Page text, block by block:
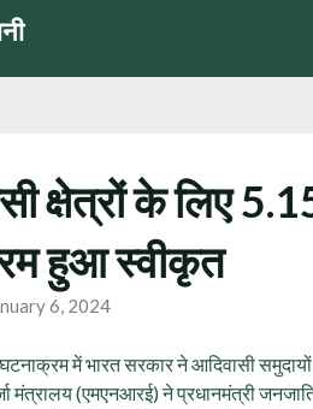
क्षेत्रों के लिए
हुआ स्वीकृत
6, 2024
में भारत सरकार ने आदिवासी
मंत्रालय (एमएनआरई) ने प्रधानमंत्री